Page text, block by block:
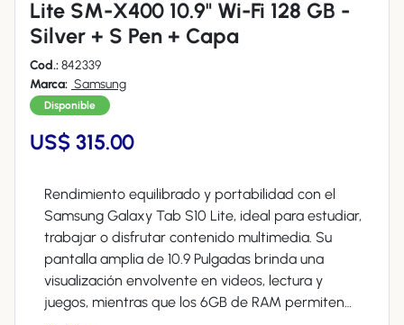
Lite SM-X400 10.9" Wi-Fi 128 GB -
Silver + S Pen + Capa
Cod.:842339
Marca: Samsung
Disponible
US$ 315.00
Rendimiento equilibrado y portabilidad con el
Samsung Galaxy Tab S10 Lite, ideal para estudiar,
trabajar o disfrutar contenido multimedia. Su
pantalla amplia de 10.9 Pulgadas brinda una
visualización envolvente en videos, lectura y
juegos, mientras que los 6GB de RAM permiten